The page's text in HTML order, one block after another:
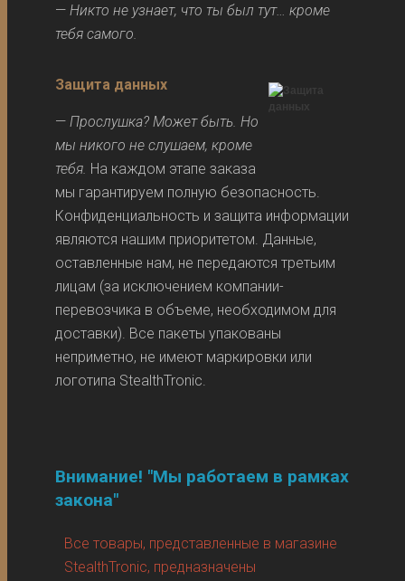
—Никто не узнает, что ты был тут… кроме
тебя самого.
Защита данных
— Прослушка? Может быть. Но
мы никого не слушаем, кроме
тебя. На каждом этапе заказа
мы гарантируем полную безопасность.
Конфиденциальность и защита информации
являются нашим приоритетом. Данные,
оставленные нам, не передаются третьим
лицам (за исключением компании-
перевозчика в объеме, необходимом для
доставки). Все пакеты упакованы
неприметно, не имеют маркировки или
логотипа StealthTronic.
Внимание! "Мы работаем в рамках
закона"
Все товары, представленные в магазине
StealthTronic, предназначены